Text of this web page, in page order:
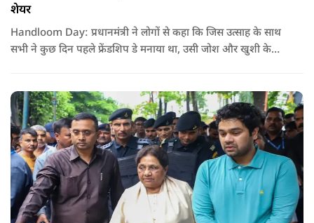
शेयर
Handloom Day: प्रधानमंत्री ने लोगों से कहा कि जिस उत्साह के साथ
सभी ने कुछ दिन पहले फ्रेंडशिप डे मनाया था, उसी जोश और खुशी के